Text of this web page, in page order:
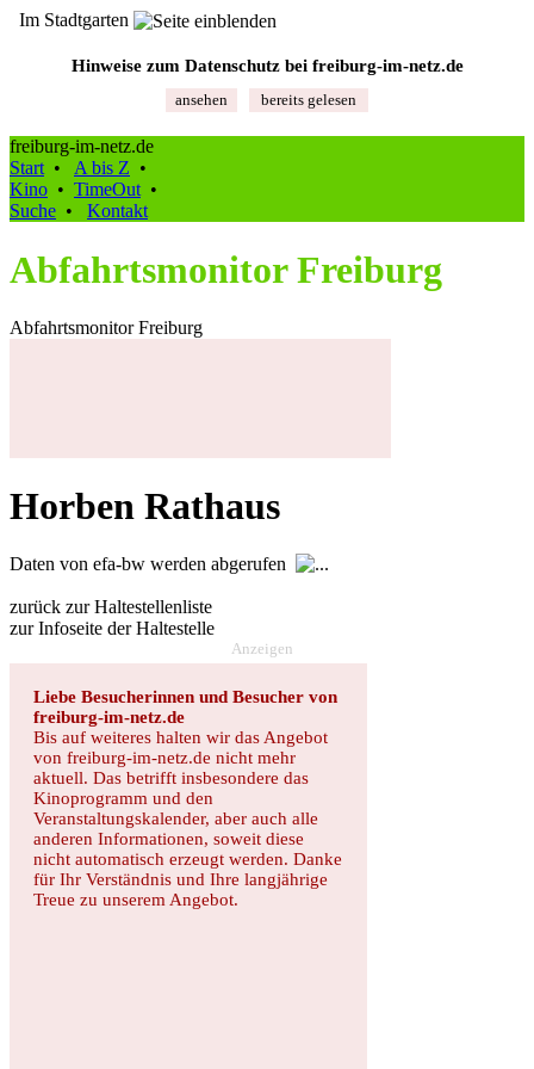
Im Stadtgarten
Hinweise zum Datenschutz bei freiburg‑im‑netz.de
ansehen bereits gelesen
freiburg-im-netz.de
Start • A bis Z •
Kino • TimeOut •
Suche • Kontakt
Abfahrtsmonitor Freiburg
Abfahrtsmonitor Freiburg
Horben Rathaus
Daten von efa-bw werden abgerufen
zurück zur Haltestellenliste
zur Infoseite der Haltestelle
Anzeigen
Liebe Besucherinnen und Besucher von
freiburg-im-netz.de
Bis auf weiteres halten wir das Angebot
von freiburg-im-netz.de nicht mehr
aktuell. Das betrifft insbesondere das
Kinoprogramm und den
Veranstaltungskalender, aber auch alle
anderen Informationen, soweit diese
nicht automatisch erzeugt werden. Danke
für Ihr Verständnis und Ihre langjährige
Treue zu unserem Angebot.